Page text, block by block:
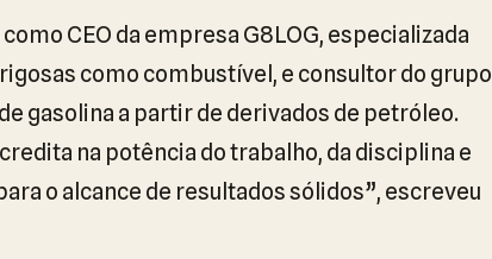
CEO da empresa G8LOG, especializada
como combustível, e consultor do grupo
gasolina a partir de derivados de petróleo.
na potência do trabalho, da disciplina e
o alcance de resultados sólidos”, escreveu